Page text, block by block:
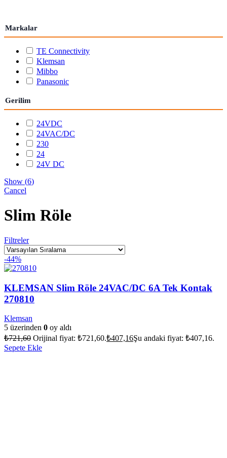
Markalar
TE Connectivity
Klemsan
Mibbo
Panasonic
Gerilim
24VDC
24VAC/DC
230
24
24V DC
Show (6)
Cancel
Slim Röle
Filtreler
-44%
KLEMSAN Slim Röle 24VAC/DC 6A Tek Kontak
270810
Klemsan
5 üzerinden 0 oy aldı
₺721,60 Orijinal fiyat: ₺721,60.₺407,16Şu andaki fiyat: ₺407,16.
Sepete Ekle